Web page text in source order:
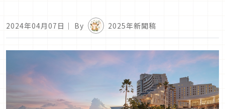
2024年04月07日 ｜ By 2025年新聞稿